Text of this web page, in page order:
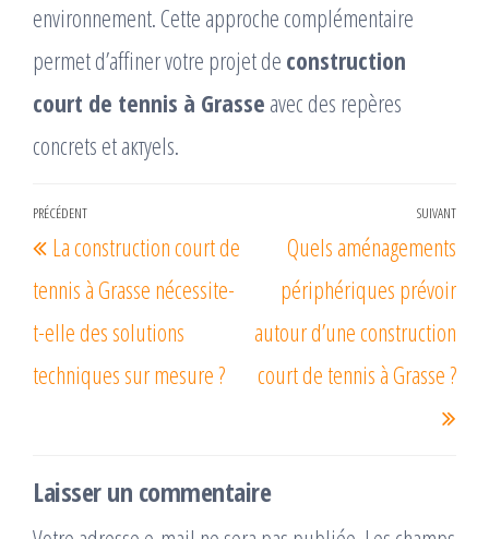
environnement. Cette approche complémentaire
permet d’affiner votre projet de construction
court de tennis à Grasse avec des repères
concrets et актуels.
Navigation
de
l’article
Article
précédent
PRÉCÉDENT
La construction court de
tennis à Grasse nécessite-
t-elle des solutions
techniques sur mesure ?
SUIVANT
Quels aménagements
périphériques prévoir
autour d’une construction
court de tennis à Grasse ?
Laisser un commentaire